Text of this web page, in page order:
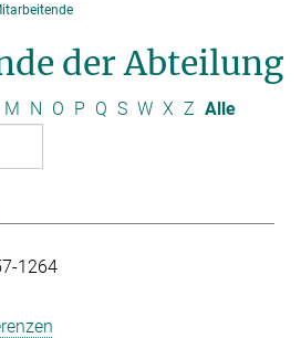
der Abteilung
M N O P Q S W X Z Alle
1264